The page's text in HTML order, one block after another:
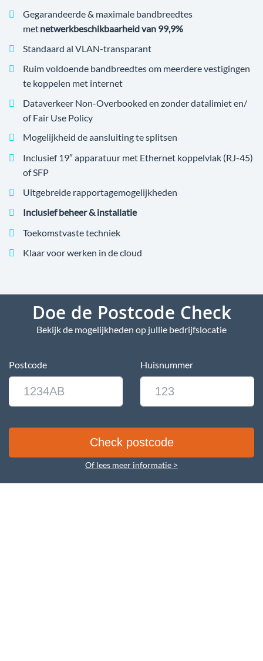
Gegarandeerde & maximale bandbreedtes
metnetwerkbeschikbaarheid van 99,9%
Standaard al VLAN-transparant
Ruim voldoende bandbreedtes om meerdere vestigingen
te koppelen met internet
Dataverkeer Non-Overbooked en zonder datalimiet en/
of Fair Use Policy
Mogelijkheid de aansluiting te splitsen
Inclusief 19″ apparatuur met Ethernet koppelvlak (RJ-45)
of SFP
Uitgebreide rapportagemogelijkheden
Inclusief beheer & installatie
Toekomstvaste techniek
Klaar voor werken in de cloud
Doe de Postcode Check
Bekijk de mogelijkheden op jullie bedrijfslocatie
Postcode Huisnummer
Of lees meer informatie >